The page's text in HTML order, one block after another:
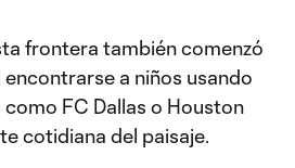
frontera también comenzó
a niños usando
FC Dallas o Houston
cotidiana del paisaje.